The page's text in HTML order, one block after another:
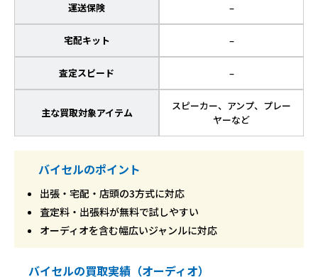
運送保険 –
宅配キット –
査定スピード –
主な買取対象アイテム
スピーカー、アンプ、プレー
ヤーなど
バイセルのポイント
出張・宅配・店頭の3方式に対応
査定料・出張料が無料で試しやすい
オーディオを含む幅広いジャンルに対応
バイセルの買取実績（オーディオ）